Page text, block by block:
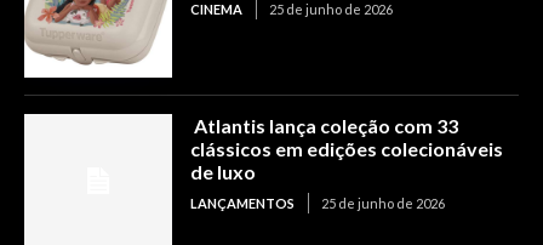
CINEMA 25 de junho de 2026
Atlantis lança coleção com 33
clássicos em edições colecionáveis
de luxo
LANÇAMENTOS 25 de junho de 2026